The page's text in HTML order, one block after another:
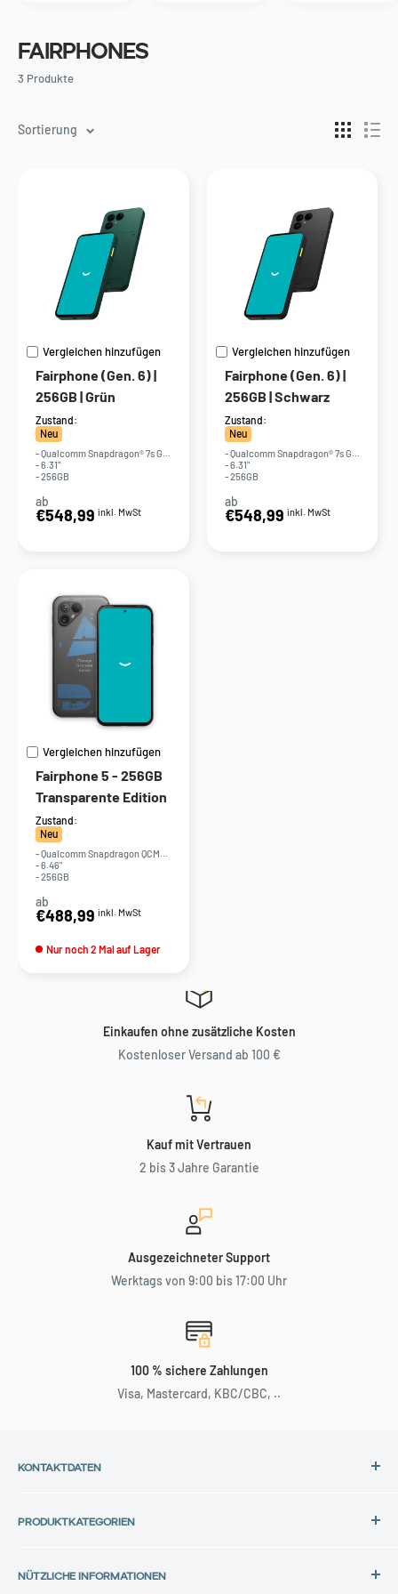
Fairphones
3 Produkte
Sortierung
Vergleichen hinzufügen
Fairphone (Gen. 6) |
256GB | Grün
Zustand:
Neu
- Qualcomm Snapdragon® 7s Gen 3
- 6.31"
- 256GB
ab
Sonderpreis
€548,99 inkl. MwSt
Vergleichen hinzufügen
Fairphone (Gen. 6) |
256GB | Schwarz
Zustand:
Neu
- Qualcomm Snapdragon® 7s Gen 3
- 6.31"
- 256GB
ab
Sonderpreis
€548,99 inkl. MwSt
Vergleichen hinzufügen
Fairphone 5 - 256GB
Transparente Edition
Zustand:
Neu
- Qualcomm Snapdragon QCM6490
- 6.46"
- 256GB
ab
Sonderpreis
€488,99 inkl. MwSt
Nur noch 2 Mal auf Lager
Einkaufen ohne zusätzliche Kosten
Kostenloser Versand ab 100 €
Kauf mit Vertrauen
2 bis 3 Jahre Garantie
Ausgezeichneter Support
Werktags von 9:00 bis 17:00 Uhr
100 % sichere Zahlungen
Visa, Mastercard, KBC/CBC, ..
KONTAKTDATEN
Back in Use
B-3580 Beringen, Belgien
PRODUKTKATEGORIEN
Dell-Laptops
NÜTZLICHE INFORMATIONEN